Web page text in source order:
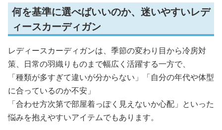
何を基準に選べばいいのか、迷いやすいレデ
ィースカーディガン
レディースカーディガンは、季節の変わり目から冷房対
策、日常の羽織りものまで幅広く活躍する一方で、
「種類が多すぎて違いが分からない」「自分の年代や体型
に合っているのか不安」
「合わせ方次第で部屋着っぽく見えないか心配」といった
悩みを抱えやすいアイテムでもあります。